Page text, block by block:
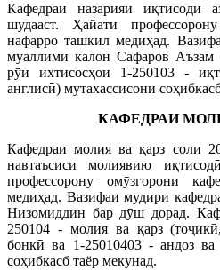
Кафедраи назарияи иқтисодӣ
шудааст. Ҳайати
нафарро ташкил медиҳад.
муаллими калон Сафаров Аъзам
рӯи ихтисосҳои 1-250103 -
англисӣ) мутахассисони
КАФЕДРАИ
Кафедраи молия ва қарз соли
навтаъсиси молиявию
профессорону омӯзгорони
медиҳад. Вазифаи мудири
Низомиддин бар дӯш дорад.
250104 - молия ва қарз
бонкӣ ва 1-25010403 - андоз ва
соҳибкасб таёр мекунад.